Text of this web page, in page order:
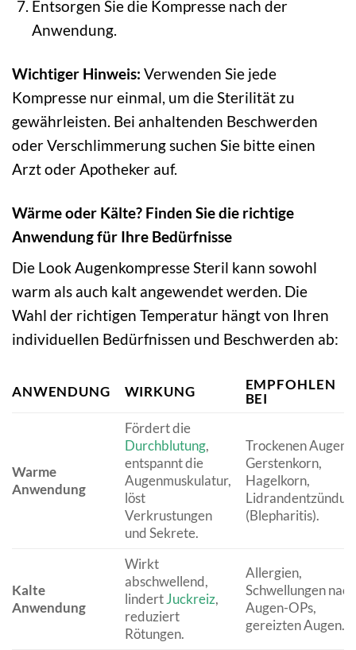
Entsorgen Sie die Kompresse nach der
Anwendung.
Wichtiger Hinweis: Verwenden Sie jede
Kompresse nur einmal, um die Sterilität zu
gewährleisten. Bei anhaltenden Beschwerden
oder Verschlimmerung suchen Sie bitte einen
Arzt oder Apotheker auf.
Wärme oder Kälte? Finden Sie die richtige
Anwendung für Ihre Bedürfnisse
Die Look Augenkompresse Steril kann sowohl
warm als auch kalt angewendet werden. Die
Wahl der richtigen Temperatur hängt von Ihren
individuellen Bedürfnissen und Beschwerden ab:
ANWENDUNG WIRKUNG
EMPFOHLEN
BEI
Warme
Anwendung
Fördert die
Durchblutung,
entspannt die
Augenmuskulatur,
löst
Verkrustungen
und Sekrete.
Trockenen Augen,
Gerstenkorn,
Hagelkorn,
(Blepharitis).
Kalte
Anwendung
Wirkt
abschwellend,
lindertJuckreiz,
reduziert
Rötungen.
Allergien,
Schwellungen nach
Augen-OPs,
gereizten Augen.